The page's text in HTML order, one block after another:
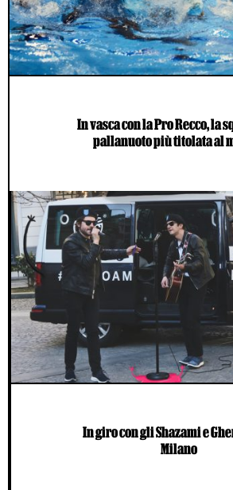
In vasca con la Pro Recco, la
pallanuoto più titolata al
In giro con gli Shazami e
Milano